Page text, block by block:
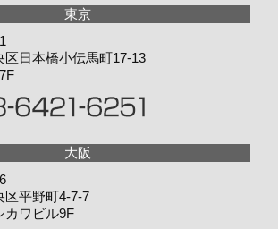
区日本橋小伝馬町17-13
区平野町4-7-7
カワビル9F